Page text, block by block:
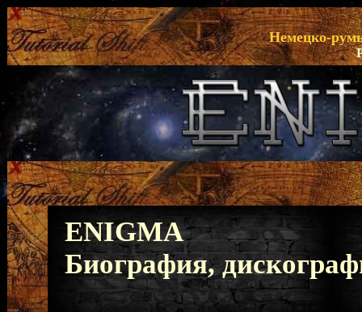
Немецко-
ENIGMA
Биография,